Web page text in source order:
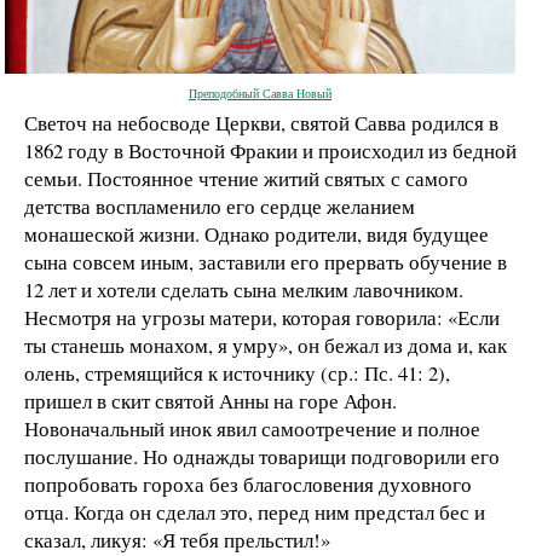
Преподобный Савва Новый
Светоч на небосводе Церкви, святой Савва родился в
1862 году в Восточной Фракии и происходил из бедной
семьи. Постоянное чтение житий святых с самого
детства воспламенило его сердце желанием
монашеской жизни. Однако родители, видя будущее
сына совсем иным, заставили его прервать обучение в
12 лет и хотели сделать сына мелким лавочником.
Несмотря на угрозы матери, которая говорила: «Если
ты станешь монахом, я умру», он бежал из дома и, как
олень, стремящийся к источнику (ср.: Пс. 41: 2),
пришел в скит святой Анны на горе Афон.
Новоначальный инок явил самоотречение и полное
послушание. Но однажды товарищи подговорили его
попробовать гороха без благословения духовного
отца. Когда он сделал это, перед ним предстал бес и
сказал, ликуя: «Я тебя прельстил!»